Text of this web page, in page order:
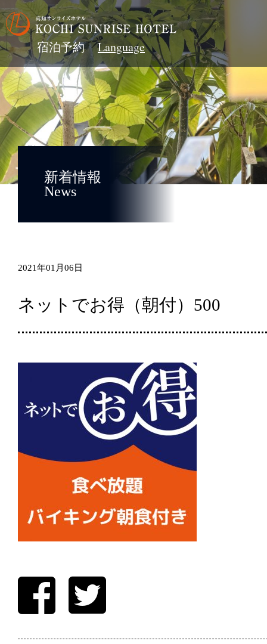
宿泊予約
新着情報
News
2021年01月06日
ネットでお得（朝付）500